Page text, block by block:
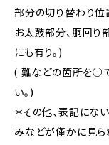
部分の切り替わり位
お太鼓部分、胴回り
にも有り。)
( 難などの箇所を○
い。)
＊その他、表記にな
みなどが僅かに見ら